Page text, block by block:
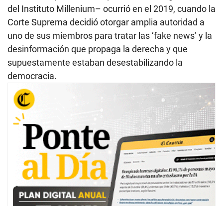
del Instituto Millenium– ocurrió en el 2019, cuando la
Corte Suprema decidió otorgar amplia autoridad a
uno de sus miembros para tratar las ‘fake news’ y la
desinformación que propaga la derecha y que
supuestamente estaban desestabilizando la
democracia.